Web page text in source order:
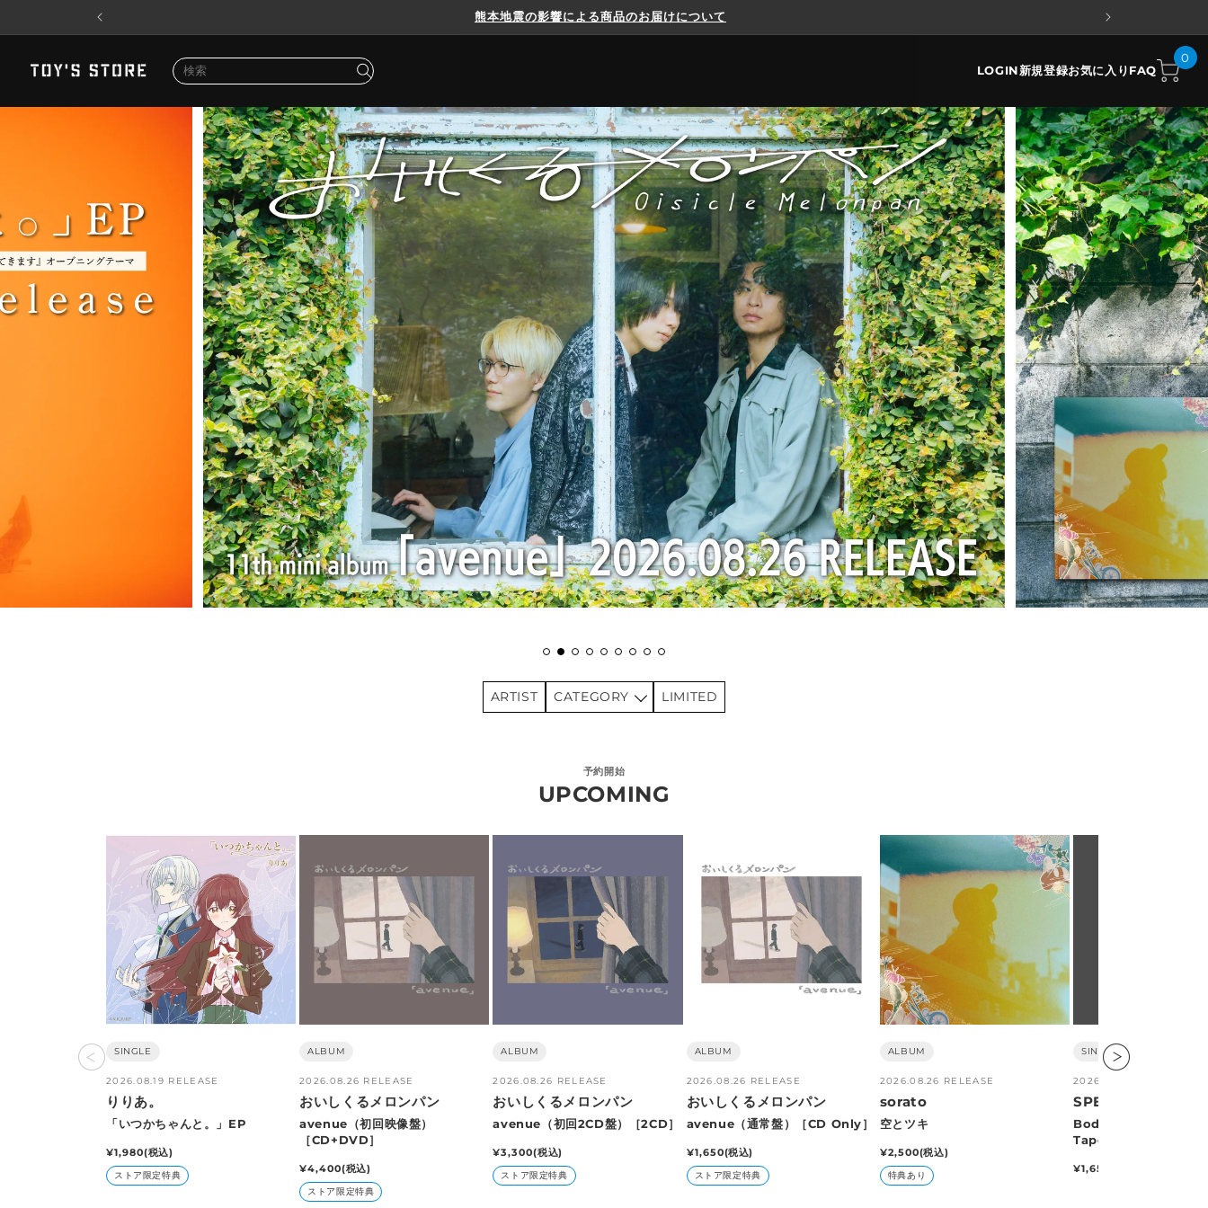
コンテンツに進む 熊本地震の影響による商品のお届けについて
検
LOGIN新規登録お気に入りFAQ
0
ご利用ガイドFAQ
CATEGORYLIMITEDご利用ガイド
ARTIST CATEGORY
ALBUM
BD/DVD
LIMITED
予約開始
UPCOMING
SINGLE
2026.08.19 RELEASE
販
売
元:
りりあ。
「いつかちゃんと。」EP
通
常
価
¥1,980(税込)
ストア限定特典
ALBUM
2026.08.26 RELEASE
販
売
元:
おいしくるメロンパン
avenue（初回映像盤）
［CD+DVD］
通
常
価
¥4,400(税込)
ストア限定特典
ALBUM
2026.08.26 RELEASE
販
売
元:
おいしくるメロンパン
avenue（初回2CD盤）［2CD］
通
常
価
¥3,300(税込)
ストア限定特典
ALBUM
2026.08.26 RELEASE
販
売
元:
おいしくるメロンパン
avenue（通常盤）［CD Only］
通
常
価
¥1,650(税込)
ストア限定特典
ALBUM
2026.08.26 RELEASE
販
売
sorato
空とツキ
通
常
価
¥2,500(税込)
特典あり
SINGLE
2026.08.26 RELEASE
販
売
元:
SPEED
Body & Soul［
Tape］
通
¥1,650